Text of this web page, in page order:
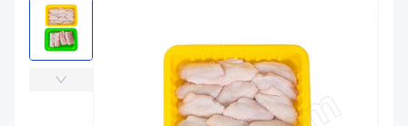
￥0.6531 ~ ￥0.9796
商品参数
商品分类
气调托盒